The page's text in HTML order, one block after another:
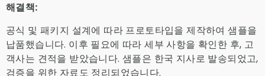
해결책:
공식 및 패키지 설계에 따라 프로토타입을 제작하여 샘플을
납품했습니다. 이후 필요에 따라 세부 사항을 확인한 후, 고
객사는 견적을 받았습니다. 샘플은 한국 지사로 발송되었고,
검증을 위한 자료도 정리되었습니다.